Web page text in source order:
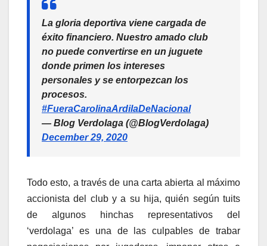
La gloria deportiva viene cargada de
éxito financiero. Nuestro amado club
no puede convertirse en un juguete
donde primen los intereses
personales y se entorpezcan los
procesos.
#FueraCarolinaArdilaDeNacional
— Blog Verdolaga (@BlogVerdolaga)
December 29, 2020
Todo esto, a través de una carta abierta al máximo
accionista del club y a su hija, quién según tuits
de algunos hinchas representativos del
‘verdolaga’ es una de las culpables de trabar